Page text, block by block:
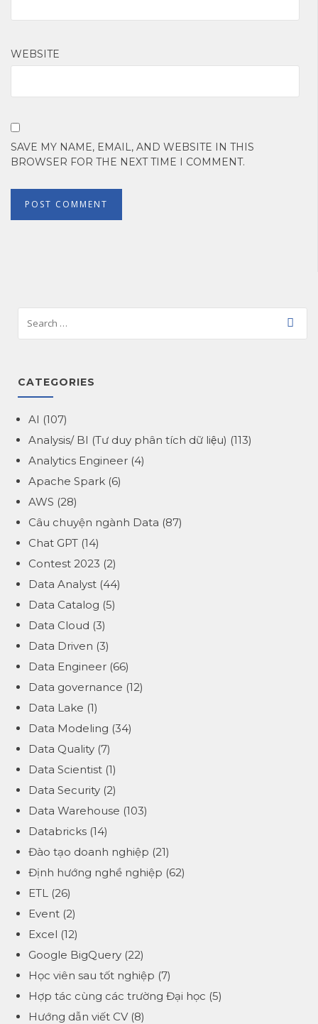
WEBSITE
SAVE MY NAME, EMAIL, AND WEBSITE IN THIS
BROWSER FOR THE NEXT TIME I COMMENT.
CATEGORIES
AI (107)
Analysis/ BI (Tư duy phân tích dữ liệu) (113)
Analytics Engineer (4)
Apache Spark (6)
AWS (28)
Câu chuyện ngành Data (87)
Chat GPT (14)
Contest 2023 (2)
Data Analyst (44)
Data Catalog (5)
Data Cloud (3)
Data Driven (3)
Data Engineer (66)
Data governance (12)
Data Lake (1)
Data Modeling (34)
Data Quality (7)
Data Scientist (1)
Data Security (2)
Data Warehouse (103)
Databricks (14)
Đào tạo doanh nghiệp (21)
Định hướng nghề nghiệp (62)
ETL
(26)
Event (2)
Excel (12)
Google BigQuery (22)
Học viên sau tốt nghiệp (7)
Hợp tác cùng các trường Đại học (5)
Hướng dẫn viết CV(8)